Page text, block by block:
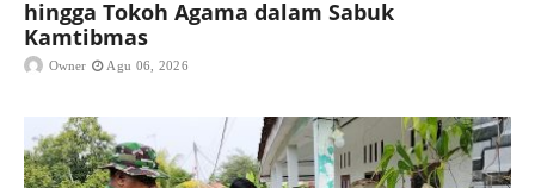
hingga Tokoh Agama dalam Sabuk
Kamtibmas
Owner Agu 06, 2026